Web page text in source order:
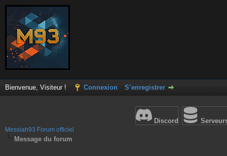
Bienvenue, Visiteur ! Connexion S’enregistrer
Discord
Messiah93 Forum officiel
Message du forum